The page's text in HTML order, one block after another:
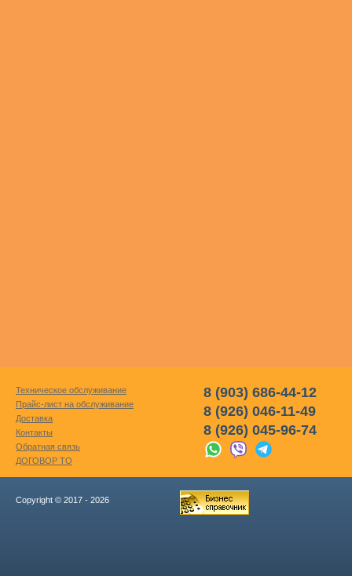
Техническое обслуживание
Прайс-лист на обслуживание
Доставка
Контакты
Обратная связь
ДОГОВОР ТО
8 (903) 686-44-12
8 (926) 046-11-49
8 (926) 045-96-74
Copyright © 2017 - 2026